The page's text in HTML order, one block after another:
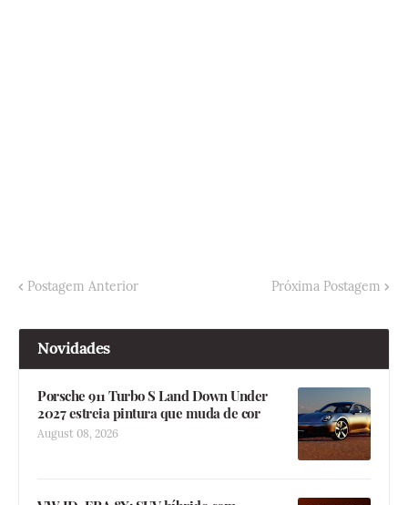
Postagem Anterior Próxima Postagem
Novidades
Porsche 911 Turbo S Land Down Under
2027 estreia pintura que muda de cor
August 08, 2026